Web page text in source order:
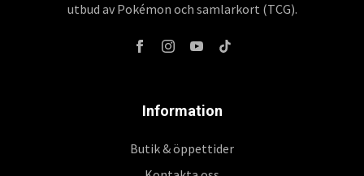
utbud av Pokémon och samlarkort (TCG).
Information
Butik & öppettider